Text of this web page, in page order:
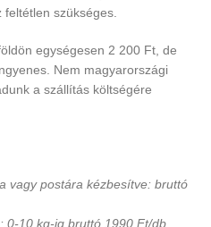
szükséges.
egységesen 2 200 Ft, de
Nem magyarországi
a szállítás költségére
vagy postára kézbesítve: bruttó
10 kg-ig bruttó 1990 Ft/db.